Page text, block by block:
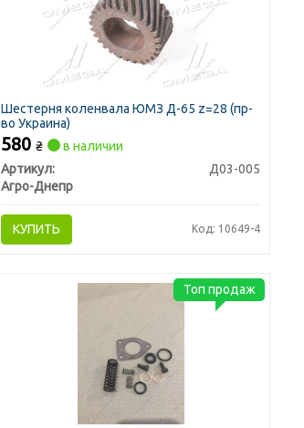
Шестерня коленвала ЮМЗ Д-65 z=28 (пр-
во Украина)
580₴
в наличии
Артикул:
Д03-005
Агро-Днепр
КУПИТЬ Код: 10649-4
Топ продаж